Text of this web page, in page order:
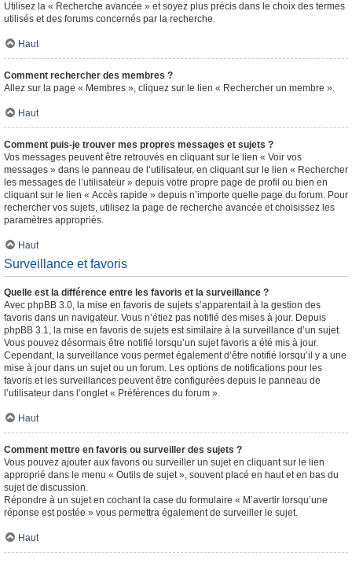
Utilisez la « Recherche avancée » et soyez plus précis dans le choix des termes
utilisés et des forums concernés par la recherche.
Haut
Comment rechercher des membres ?
Allez sur la page « Membres », cliquez sur le lien « Rechercher un membre ».
Haut
Comment puis-je trouver mes propres messages et sujets ?
Vos messages peuvent être retrouvés en cliquant sur le lien « Voir vos
messages » dans le panneau de l’utilisateur, en cliquant sur le lien « Rechercher
les messages de l’utilisateur » depuis votre propre page de profil ou bien en
cliquant sur le lien « Accès rapide » depuis n’importe quelle page du forum. Pour
rechercher vos sujets, utilisez la page de recherche avancée et choisissez les
paramètres appropriés.
Haut
Surveillance et favoris
Quelle est la différence entre les favoris et la surveillance ?
Avec phpBB 3.0, la mise en favoris de sujets s’apparentait à la gestion des
favoris dans un navigateur. Vous n’étiez pas notifié des mises à jour. Depuis
phpBB 3.1, la mise en favoris de sujets est similaire à la surveillance d’un sujet.
Vous pouvez désormais être notifié lorsqu’un sujet favoris a été mis à jour.
Cependant, la surveillance vous permet également d’être notifié lorsqu’il y a une
mise à jour dans un sujet ou un forum. Les options de notifications pour les
favoris et les surveillances peuvent être configurées depuis le panneau de
l’utilisateur dans l’onglet « Préférences du forum ».
Haut
Comment mettre en favoris ou surveiller des sujets ?
Vous pouvez ajouter aux favoris ou surveiller un sujet en cliquant sur le lien
approprié dans le menu « Outils de sujet », souvent placé en haut et en bas du
sujet de discussion.
Répondre à un sujet en cochant la case du formulaire « M’avertir lorsqu’une
réponse est postée » vous permettra également de surveiller le sujet.
Haut